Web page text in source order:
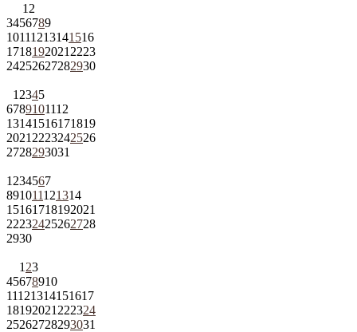
1 2
3456789
10111213141516
1718192021 2223
24252627282930
1 2345
6789101112
13141516171819
2021 2223242526
2728293031
1 234567
891011121314
15161718192021
22232425262728
2930
1 23
45678910
11121314151617
18192021 222324
25262728293031